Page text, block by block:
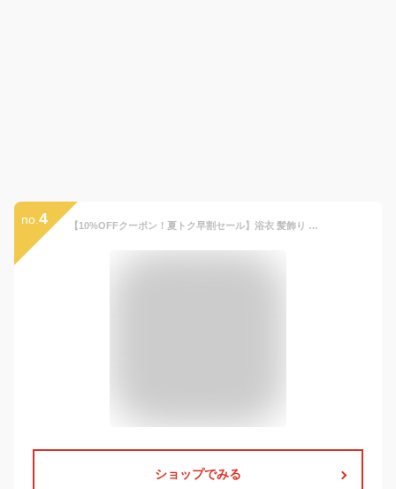
no. 4 【10%OFFクーポン！夏トク早割セール】浴衣 髪飾り 子供 2個セット 女の子 子ども コサージュ ヘアクリップ 浴衣 浴衣ドレス 子供髪飾り キッズ アクセサリー ヘアアクセサリー 小花 arisana
ショップでみる